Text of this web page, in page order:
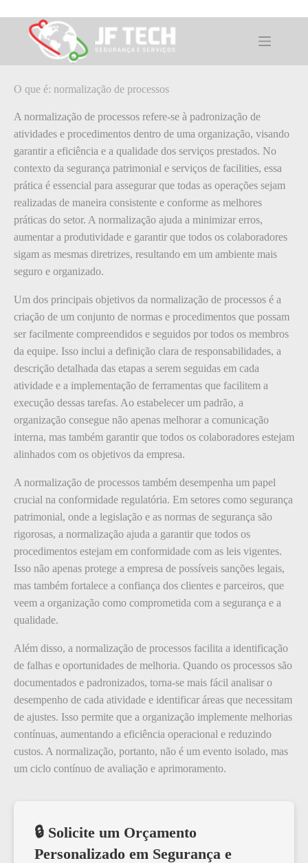
para
conteúdoO que é: normalização de processos
O que é: normalização de processos
A normalização de processos refere-se à padronização de
atividades e procedimentos dentro de uma organização, visando
garantir a eficiência e a qualidade dos serviços prestados. No
contexto da segurança patrimonial e serviços de facilities, essa
prática é essencial para assegurar que todas as operações sejam
realizadas de maneira consistente e conforme as melhores
práticas do setor. A normalização ajuda a minimizar erros,
aumentar a produtividade e garantir que todos os colaboradores
sigam as mesmas diretrizes, resultando em um ambiente mais
seguro e organizado.
Um dos principais objetivos da normalização de processos é a
criação de um conjunto de normas e procedimentos que possam
ser facilmente compreendidos e seguidos por todos os membros
da equipe. Isso inclui a definição clara de responsabilidades, a
descrição detalhada das etapas a serem seguidas em cada
atividade e a implementação de ferramentas que facilitem a
execução dessas tarefas. Ao estabelecer um padrão, a
organização consegue não apenas melhorar a comunicação
interna, mas também garantir que todos os colaboradores estejam
alinhados com os objetivos da empresa.
A normalização de processos também desempenha um papel
crucial na conformidade regulatória. Em setores como segurança
patrimonial, onde a legislação e as normas de segurança são
rigorosas, a normalização ajuda a garantir que todos os
procedimentos estejam em conformidade com as leis vigentes.
Isso não apenas protege a empresa de possíveis sanções legais,
mas também fortalece a confiança dos clientes e parceiros, que
veem a organização como comprometida com a segurança e a
qualidade.
Além disso, a normalização de processos facilita a identificação
de falhas e oportunidades de melhoria. Quando os processos são
documentados e padronizados, torna-se mais fácil analisar o
desempenho de cada atividade e identificar áreas que necessitam
de ajustes. Isso permite que a organização implemente melhorias
contínuas, aumentando a eficiência operacional e reduzindo
custos. A normalização, portanto, não é um evento isolado, mas
um ciclo contínuo de avaliação e aprimoramento.
🔒 Solicite um Orçamento
Personalizado em Segurança e